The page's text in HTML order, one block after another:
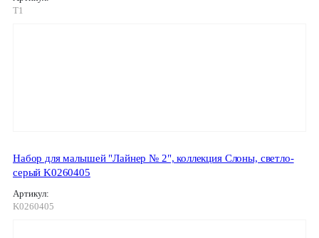
T1
Набор для малышей "Лайнер № 2", коллекция Слоны, светло-
серый K0260405
Артикул:
K0260405